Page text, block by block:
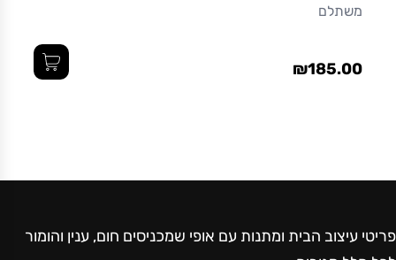
משתלם
₪185.00
פריטי עיצוב הבית ומתנות עם אופי שמכניסים חום, ענין והומור